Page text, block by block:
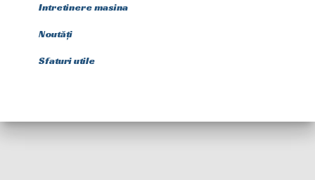
Intretinere masina
Noutăți
Sfaturi utile